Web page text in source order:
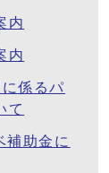
内
内
係るパ
て
補助金に